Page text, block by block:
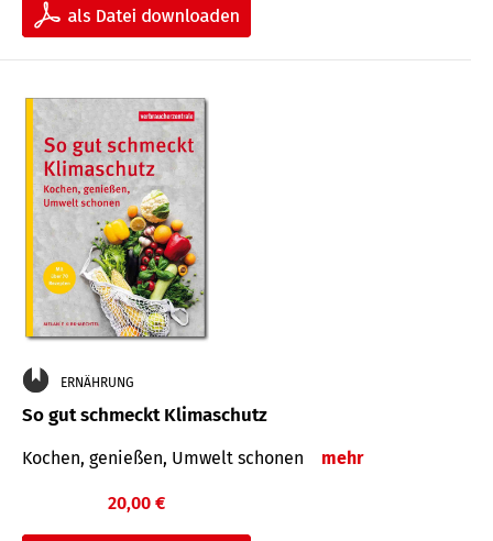
ERNÄHRUNG
So gut schmeckt Klimaschutz
Kochen, genießen, Umwelt schonen mehr
20,00 €